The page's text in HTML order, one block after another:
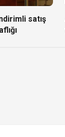
satış